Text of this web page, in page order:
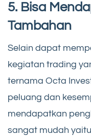
5. Bisa
Tambahan
Selain dapat
kegiatan trading
ternama Octa
peluang dan
mendapatkan
sangat mudah